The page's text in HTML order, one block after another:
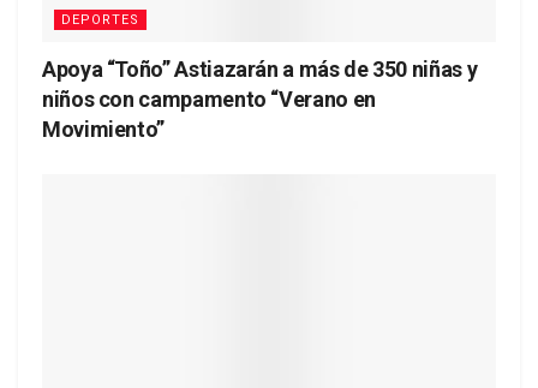
DEPORTES
Apoya “Toño” Astiazarán a más de 350 niñas y
niños con campamento “Verano en
Movimiento”